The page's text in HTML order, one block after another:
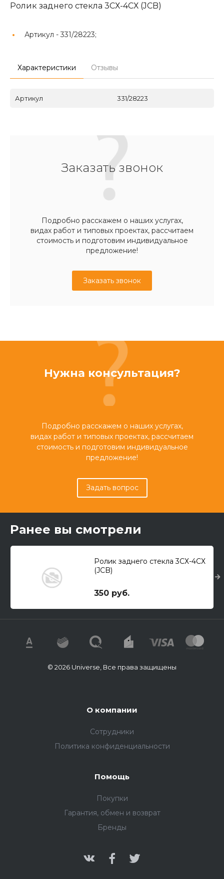
Ролик заднего стекла 3СХ-4СХ (JCB)
Артикул - 331/28223;
Характеристики Отзывы
Артикул 331/28223
Заказать звонок
Подробно расскажем о наших услугах,
видах работ и типовых проектах, рассчитаем
стоимость и подготовим индивидуальное
предложение!
Заказать звонок
Нужна консультация?
Подробно расскажем о наших услугах,
видах работ и типовых проектах, рассчитаем
стоимость и подготовим индивидуальное
предложение!
Задать вопрос
Ранее вы смотрели
Ролик заднего стекла 3СХ-4СХ
(JCB)
350 руб.
© 2026 Universe, Все права защищены
О компании
Сотрудники
Политика конфиденциальности
Помощь
Покупки
Гарантия, обмен и возврат
Бренды